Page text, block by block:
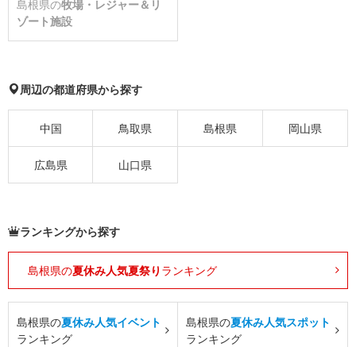
島根県の牧場・レジャー＆リ
ゾート施設
周辺の都道府県から探す
中国 鳥取県 島根県 岡山県
広島県 山口県
ランキングから探す
島根県の夏休み人気夏祭り ランキング
島根県の夏休み人気イベント
ランキング
島根県の夏休み人気スポット
ランキング